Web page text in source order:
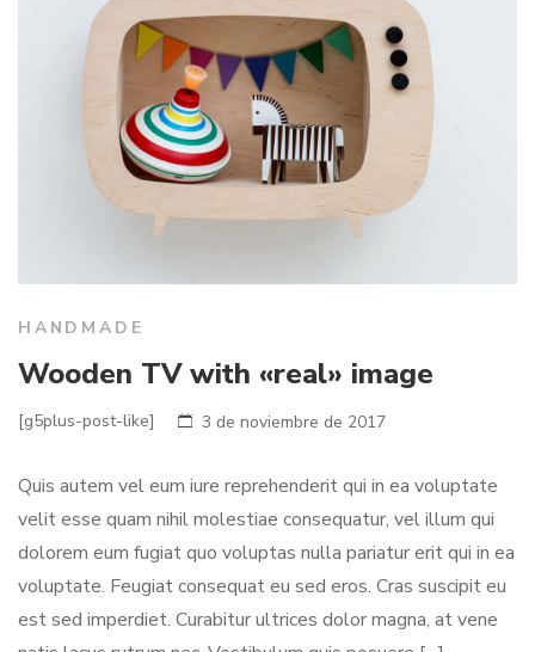
HANDMADE
Wooden TV with «real» image
[g5plus-post-like] 3 de noviembre de 2017
Quis autem vel eum iure reprehenderit qui in ea voluptate
velit esse quam nihil molestiae consequatur, vel illum qui
dolorem eum fugiat quo voluptas nulla pariatur erit qui in ea
voluptate. Feugiat consequat eu sed eros. Cras suscipit eu
est sed imperdiet. Curabitur ultrices dolor magna, at vene